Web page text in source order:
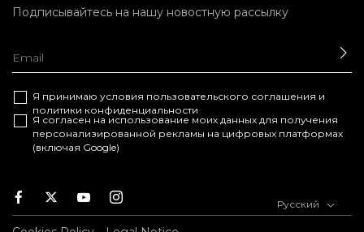
Подписывайтесь на нашу новостную рассылку
Я принимаю условия пользовательского соглашения и
политики конфиденциальности
Я согласен на использование моих данных для получения
персонализированной рекламы на цифровых платформах
(включая Google)
Facebook
TwitterYoutubeInstagram Русский